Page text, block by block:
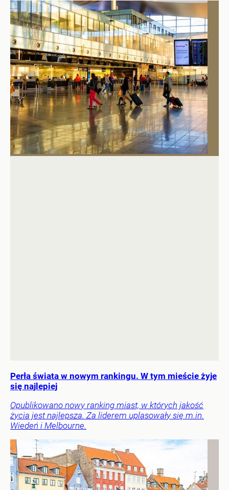
Perła świata w nowym rankingu. W tym mieście żyje
się najlepiej
Opublikowano nowy ranking miast, w których jakość
życia jest najlepsza. Za liderem uplasowały się m.in.
Wiedeń i Melbourne.